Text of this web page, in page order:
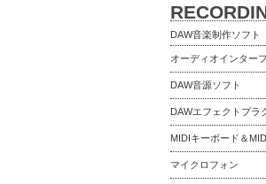
DAW音楽制作ソフト
オーディオインター
DAW音源ソフト
DAWエフェクトプラ
MIDIキーボード＆
マイクロフォン